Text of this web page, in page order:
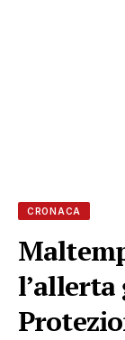
CRONACA